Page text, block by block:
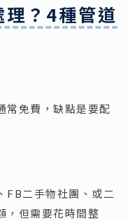
理？4種管道
常免費，缺點是要配
FB二手物社團、或二
，但需要花時間整